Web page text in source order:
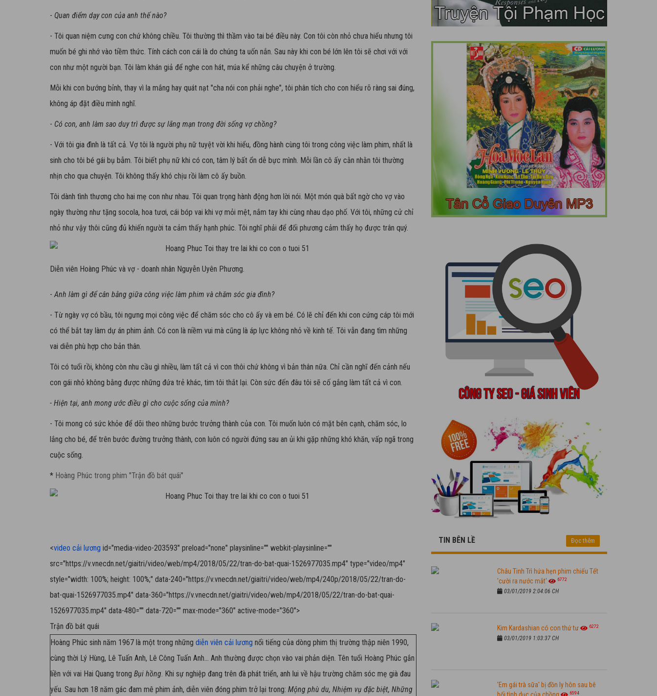
- Quan điểm dạy con của anh thế nào?
- Tôi quan niệm cưng con chứ không chiều. Tôi thường thì thầm vào tai bé điều này. Con tôi còn nhỏ chưa hiểu nhưng tôi
muốn bé ghi nhớ vào tiềm thức. Tính cách con cái là do chúng ta uốn nắn. Sau này khi con bé lớn lên tôi sẽ chơi với với
con như một người bạn. Tôi làm khán giả để nghe con hát, múa kể những câu chuyện ở trường.
Mỗi khi con bướng bỉnh, thay vì la mắng hay quát nạt "cha nói con phải nghe", tôi phân tích cho con hiểu rõ ràng sai đúng,
không áp đặt điều mình nghĩ.
- Có con, anh làm sao duy trì được sự lãng mạn trong đời sống vợ chồng?
- Với tôi gia đình là tất cả. Vợ tôi là người phụ nữ tuyệt vời khi hiểu, đồng hành cùng tôi trong công việc làm phim, nhất là
sinh cho tôi bé gái bụ bẫm. Tôi biết phụ nữ khi có con, tâm lý bất ổn dễ bực mình. Mỗi lần cô ấy cằn nhằn tôi thường
nhịn cho qua chuyện. Tôi không thấy khó chịu rồi làm cô ấy buồn.
Tôi dành tình thương cho hai mẹ con như nhau. Tôi quan trọng hành động hơn lời nói. Một món quà bất ngờ cho vợ vào
ngày thường như tặng socola, hoa tươi, cái bóp vai khi vợ mỏi mệt, nắm tay khi cùng nhau dạo phố. Với tôi, những cử chỉ
nhỏ như vậy thôi cũng đủ khiến người ta cảm thấy hạnh phúc. Tôi nghĩ phải để đối phương cảm thấy họ được trân quý.
Diễn viên Hoàng Phúc và vợ - doanh nhân Nguyễn Uyên Phương.
-Anh làm gì để cân bằng giữa công việc làm phim và chăm sóc gia đình?
- Từ ngày vợ có bầu, tôi ngưng mọi công việc để chăm sóc cho cô ấy và em bé. Có lẽ chỉ đến khi con cứng cáp tôi mới
có thể bắt tay làm dự án phim ảnh. Có con là niềm vui mà cũng là áp lực không nhỏ về kinh tế. Tôi vẫn đang tìm những
vai diễn phù hợp cho bản thân.
Tôi có tuổi rồi, không còn nhu cầu gì nhiều, làm tất cả vì con thôi chứ không vì bản thân nữa. Chỉ cần nghĩ đến cảnh nếu
con gái nhỏ không bằng được những đứa trẻ khác, tim tôi thắt lại. Còn sức đến đâu tôi sẽ cố gắng làm tất cả vì con.
- Hiện tại, anh mong ước điều gì cho cuộc sống của mình?
- Tôi mong có sức khỏe để dõi theo những bước trưởng thành của con. Tôi muốn luôn có mặt bên cạnh, chăm sóc, lo
lắng cho bé, để trên bước đường trưởng thành, con luôn có người đứng sau an ủi khi gặp những khó khăn, vấp ngã trong
cuộc sống.
* Hoàng Phúc trong phim "Trận đồ bát quái"
<video cải lương id="media-video-203593" preload="none" playsinline="" webkit-playsinline=""
src="https://v.vnecdn.net/giaitri/video/web/mp4/2018/05/22/tran-do-bat-quai-1526977035.mp4" type="video/mp4"
style="width: 100%; height: 100%;" data-240="https://v.vnecdn.net/giaitri/video/web/mp4/240p/2018/05/22/tran-do-
bat-quai-1526977035.mp4" data-360="https://v.vnecdn.net/giaitri/video/web/mp4/2018/05/22/tran-do-bat-quai-
1526977035.mp4" data-480="" data-720="" max-mode="360" active-mode="360">
Trận đồ bát quái
Hoàng Phúc sinh năm 1967 là một trong những diễn viên cải lương nổi tiếng của dòng phim thị trường thập niên 1990,
cùng thời Lý Hùng, Lê Tuấn Anh, Lê Công Tuấn Anh... Anh thường được chọn vào vai phản diện. Tên tuổi Hoàng Phúc gắn
liền với vai Hai Quang trong Bụi hồng. Khi sự nghiệp đang trên đà phát triển, anh lui về hậu trường chăm sóc mẹ già đau
yếu. Sau hơn 18 năm gác đam mê phim ảnh, diễn viên đóng phim trở lại trong: Mộng phù du, Nhiệm vụ đặc biệt, Những
TIN BÊN LỀ Đọc thêm
Châu Tinh Trì hứa hẹn phim chiếu Tết
'cười ra nước mắt'
6772
03/01/2019 2:04:06 CH
Kim Kardashian có con thứ tư 6272
03/01/2019 1:03:37 CH
'Em gái trà sữa' bị đồn ly hôn sau bê
6594